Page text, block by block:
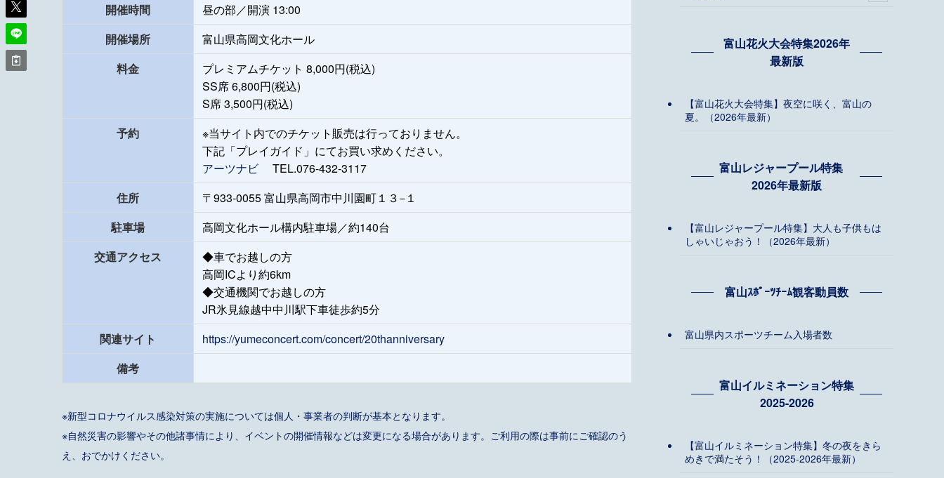
開催時間
昼の部／開演 13:00
開催場所
富山県高岡文化ホール
料金
プレミアムチケット 8,000円(税込)
SS席 6,800円(税込)
S席 3,500円(税込)
予約
※当サイト内でのチケット販売は行っておりません。
下記「プレイガイド」にてお買い求めください。
アーツナビ TEL.076-432-3117
住所
〒933-0055 富山県高岡市中川園町１３−１
駐車場
高岡文化ホール構内駐車場／約140台
交通アクセス
◆車でお越しの方
高岡ICより約6km
◆交通機関でお越しの方
JR氷見線越中中川駅下車徒歩約5分
関連サイト
https://yumeconcert.com/concert/20thanniversary
備考
※新型コロナウイルス感染対策の実施については個人・事業者の判断が基本となります。
※自然災害の影響やその他諸事情により、イベントの開催情報などは変更になる場合があります。ご利用の際は事前にご確認のう
え、おでかけください。
富山花火大会特集2026年
最新版
【富山花火大会特集】夜空に咲く、富山の
夏。（2026年最新）
富山レジャープール特集
2026年最新版
【富山レジャープール特集】大人も子供もは
しゃいじゃおう！（2026年最新）
富山ｽﾎﾟｰﾂﾁｰﾑ観客動員数
富山県内スポーツチーム入場者数
富山イルミネーション特集
2025-2026
【富山イルミネーション特集】冬の夜をきら
めきで満たそう！（2025-2026年最新）